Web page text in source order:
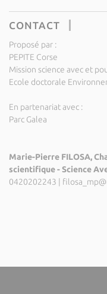
CONTACT
Proposé par :
PEPITE Corse
Mission science avec et
Ecole doctorale
En partenariat avec :
Parc Galea
Marie-Pierre FILOSA,
scientifique - Science
0420202243